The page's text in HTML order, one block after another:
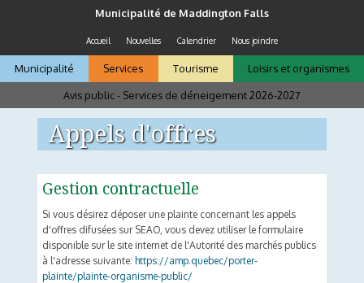
Aller au contenu principalMunicipalité de Maddington Falls
Accueil Nouvelles Calendrier Nous joindre
Municipalité Services Tourisme Loisirs et organismes
Avis public - Services de déneigement 2026-2027
Vous êtes ici
Appels d'offres
Gestion contractuelle
Si vous désirez déposer une plainte concernant les appels
d'offres difusées sur SEAO, vous devez utiliser le formulaire
disponible sur le site internet de l'Autorité des marchés publics
à l'adresse suivante: https://amp.quebec/porter-
plainte/plainte-organisme-public/